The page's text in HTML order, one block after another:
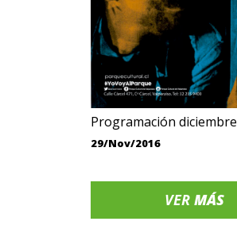
Programación diciembre
29/Nov/2016
VER MÁS